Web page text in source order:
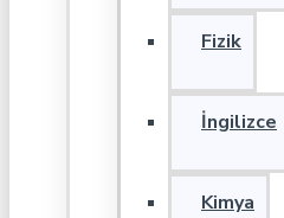
Fizik
İngilizce
Kimya